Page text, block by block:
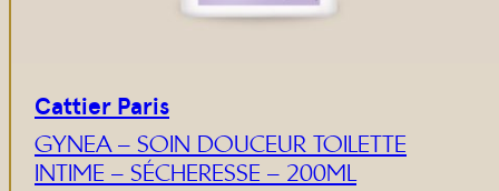
Cattier Paris
GYNEA – SOIN DOUCEUR TOILETTE
INTIME – SÉCHERESSE – 200ML